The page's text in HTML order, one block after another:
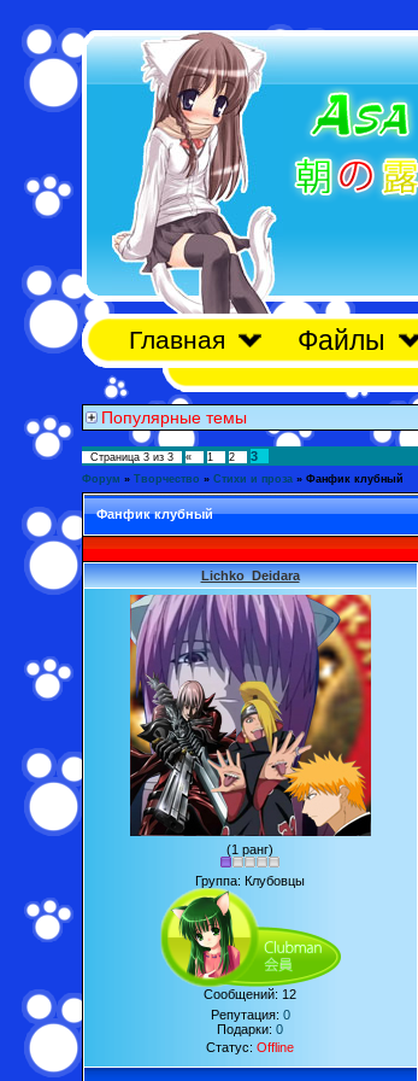
Главная Файлы
Популярные темы
Страница 3из 3 « 1 2 3
Форум » Творчество » Стихи и проза » Фанфик клубный
Фанфик клубный
Lichko_Deidara
(1 ранг)
Группа: Клубовцы
Сообщений: 12
Репутация: 0
Подарки: 0
Статус: Offline